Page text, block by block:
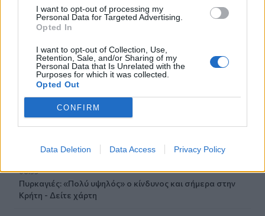
I want to opt-out of processing my
Personal Data for Targeted Advertising.
Opted In
I want to opt-out of Collection, Use,
Retention, Sale, and/or Sharing of my
Personal Data that Is Unrelated with the
Purposes for which it was collected.
Opted Out
CONFIRM
Data Deletion Data Access Privacy Policy
07:07
Τέσσερις ασκήσεις σε όρθια στάση που μετά τα 60
ενδυναμώνουν τους γλουτούς καλύτερα από τα squats -
Βίντεο
07:06
Εορτολόγιο: Ποιοι γιορτάζουν σήμερα 8 Αυγούστου
07:00
ενέργεια που διαρκεί
06:55
Πυρκαγιές: «Πολύ υψηλός» ο κίνδυνος και σήμερα στην
Κρήτη - Δείτε χάρτη